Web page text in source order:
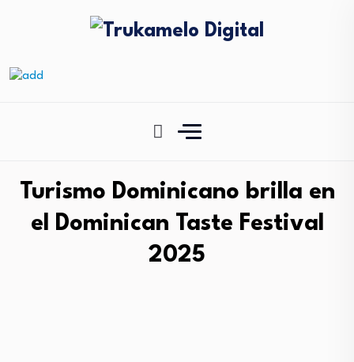
Turismo Dominicano brilla en
el Dominican Taste Festival
2025